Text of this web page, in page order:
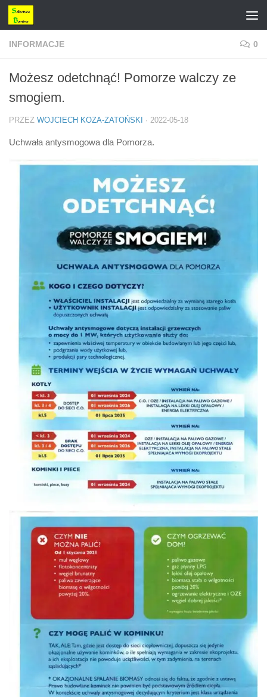
Przejdź do treści
INFORMACJE 0
Możesz odetchnąć! Pomorze walczy ze
smogiem.
PRZEZ WOJCIECH KOZA-ZATOŃSKI · 2022-05-18
Uchwała antysmogowa dla Pomorza.